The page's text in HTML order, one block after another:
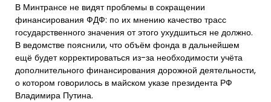
В Минтрансе не видят проблемы в сокращении
финансирования ФДФ: по их мнению качество трасс
государственного значения от этого ухудшиться не должно.
В ведомстве пояснили, что объём фонда в дальнейшем
ещё будет корректироваться из-за необходимости учёта
дополнительного финансирования дорожной деятельности,
о котором говорилось в майском указе президента РФ
Владимира Путина.